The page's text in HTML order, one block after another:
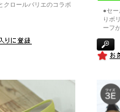
クロールバリエのコラボ
●セ
りボ
ーフ